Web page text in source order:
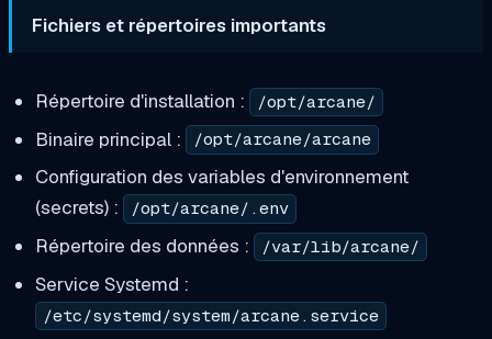
Fichiers et répertoires importants
Répertoire d'installation : /opt/arcane/
Binaire principal : /opt/arcane/arcane
Configuration des variables d'environnement
(secrets) :
/opt/arcane/.env
Répertoire des données : /var/lib/arcane/
Service Systemd :
/etc/systemd/system/arcane.service